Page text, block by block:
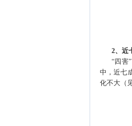
2、近
“四害
中，近七
化不大（